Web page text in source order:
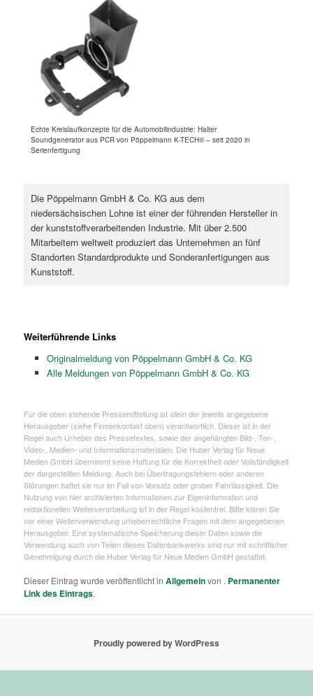
Echte Kreislaufkonzepte für die Automobilindustrie: Halter
Soundgenerator aus PCR von Pöppelmann K-TECH® – seit 2020 in
Serienfertigung
Die Pöppelmann GmbH & Co. KG aus dem
niedersächsischen Lohne ist einer der führenden Hersteller in
der kunststoffverarbeitenden Industrie. Mit über 2.500
Mitarbeitern weltweit produziert das Unternehmen an fünf
Standorten Standardprodukte und Sonderanfertigungen aus
Kunststoff.
Weiterführende Links
Originalmeldung von Pöppelmann GmbH & Co. KG
Alle Meldungen von Pöppelmann GmbH & Co. KG
Für die oben stehende Pressemitteilung ist allein der jeweils angegebene
Herausgeber (siehe Firmenkontakt oben) verantwortlich. Dieser ist in der
Regel auch Urheber des Pressetextes, sowie der angehängten Bild-, Ton-,
Video-, Medien- und Informationsmaterialien. Die Huber Verlag für Neue
Medien GmbH übernimmt keine Haftung für die Korrektheit oder Vollständigkeit
der dargestellten Meldung. Auch bei Übertragungsfehlern oder anderen
Störungen haftet sie nur im Fall von Vorsatz oder grober Fahrlässigkeit. Die
Nutzung von hier archivierten Informationen zur Eigeninformation und
redaktionellen Weiterverarbeitung ist in der Regel kostenfrei. Bitte klären Sie
vor einer Weiterverwendung urheberrechtliche Fragen mit dem angegebenen
Herausgeber. Eine systematische Speicherung dieser Daten sowie die
Verwendung auch von Teilen dieses Datenbankwerks sind nur mit schriftlicher
Genehmigung durch die Huber Verlag für Neue Medien GmbH gestattet.
Dieser Eintrag wurde veröffentlicht inAllgemeinvon . Permanenter
Link des Eintrags.
Proudly powered by WordPress